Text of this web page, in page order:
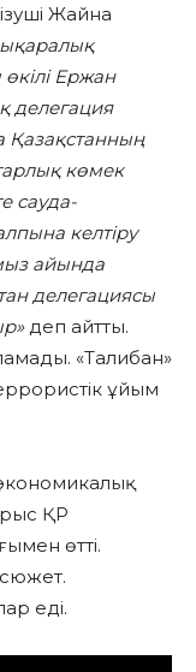
Жайна
Ержан
делегация
Қазақстанның
көмек
сауда-
келтіру
айында
делегациясы
деп айтты.
«Талибан»
ұйым
ҚР
өтті.
еді.